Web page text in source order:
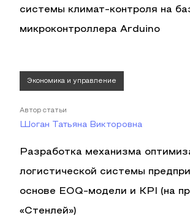
системы климат-контроля на
микроконтроллера Arduino
Экономика и управление
Автор статьи
Шоган Татьяна Викторовна
Разработка механизма
логистической системы
основе EOQ-модели и KPI (на
«Стенлей»)